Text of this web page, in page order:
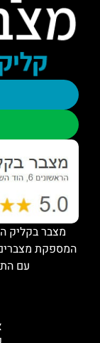
מצבר בקליק
המספקת מצברים
עם